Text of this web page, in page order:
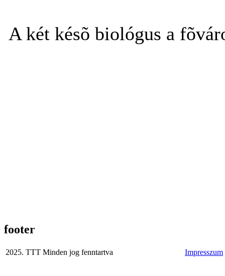
A két késõ biológus a
footer
2025. TTT Minden jog fenntartva Impresszum